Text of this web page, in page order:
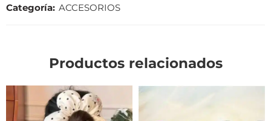
Categoría: ACCESORIOS
Productos relacionados